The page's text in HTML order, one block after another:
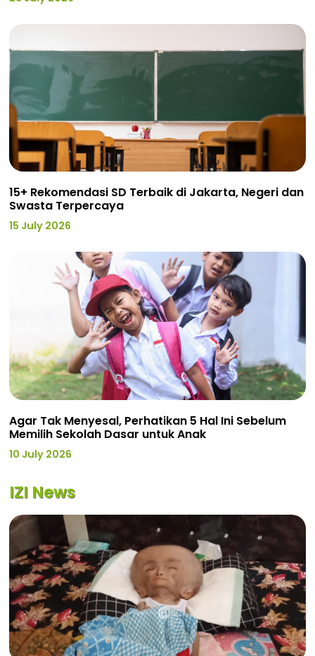
15+ Rekomendasi SD Terbaik di Jakarta, Negeri dan
Swasta Terpercaya
15 July 2026
Agar Tak Menyesal, Perhatikan 5 Hal Ini Sebelum
Memilih Sekolah Dasar untuk Anak
10 July 2026
IZI News